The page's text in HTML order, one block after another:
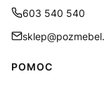
603 540 540
Linki w
POMOC